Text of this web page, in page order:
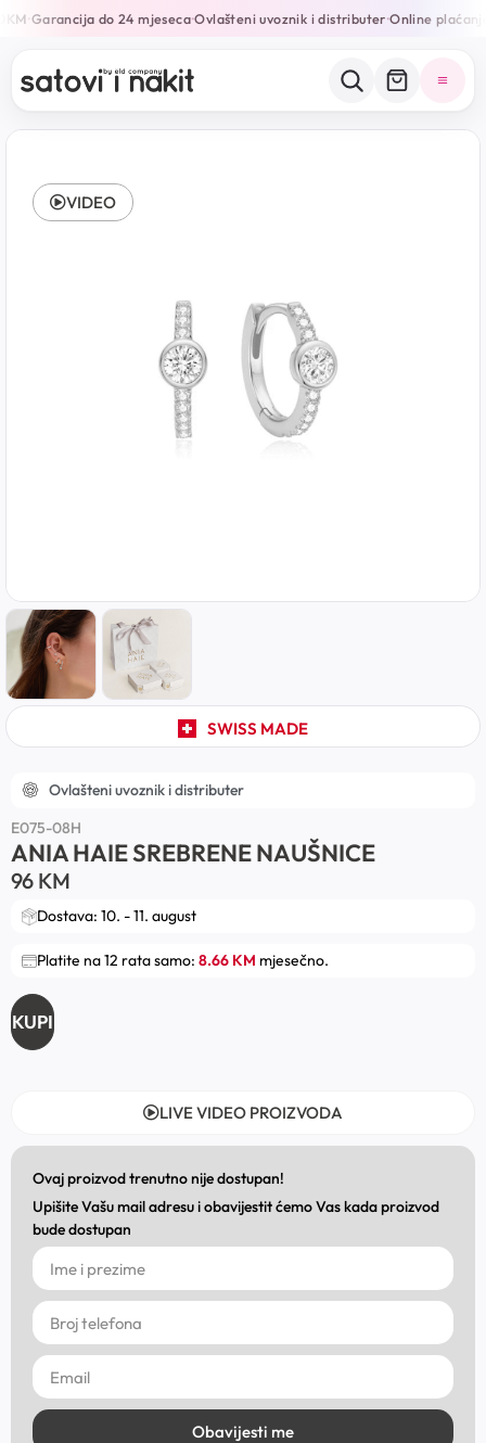
•Garancija do 24 mjeseca•Ovlašteni uvoznik i distributer•Online
SWISS MADE
VIDEO
Ovlašteni uvoznik i distributer
E075-08H
ANIA HAIE SREBRENE NAUŠNICE
96 KM
Dostava: 10. - 11. august
Platite na 12 rata samo: 8.66 KM mjesečno.
KUPI
LIVE VIDEO PROIZVODA
Ovaj proizvod trenutno nije dostupan!
Upišite Vašu mail adresu i obavijestit ćemo Vas kada proizvod
bude dostupan
Obavijesti me